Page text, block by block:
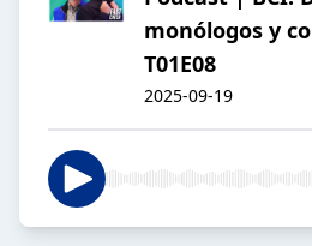
monólogos y
T01E08
2025-09-19